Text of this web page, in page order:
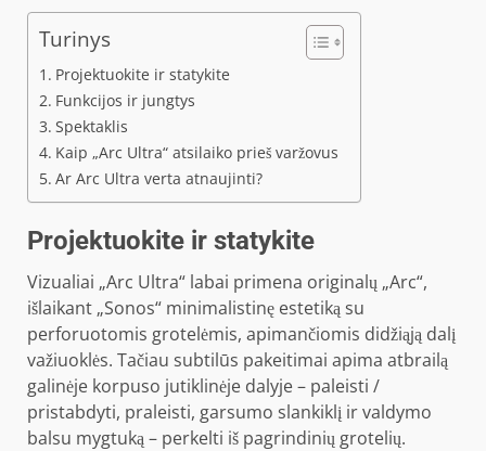
Turinys
Projektuokite ir statykite
Funkcijos ir jungtys
Spektaklis
Kaip „Arc Ultra“ atsilaiko prieš varžovus
Ar Arc Ultra verta atnaujinti?
Projektuokite ir statykite
Vizualiai „Arc Ultra“ labai primena originalų „Arc“,
išlaikant „Sonos“ minimalistinę estetiką su
perforuotomis grotelėmis, apimančiomis didžiąją dalį
važiuoklės. Tačiau subtilūs pakeitimai apima atbrailą
galinėje korpuso jutiklinėje dalyje – paleisti /
pristabdyti, praleisti, garsumo slankiklį ir valdymo
balsu mygtuką – perkelti iš pagrindinių grotelių.